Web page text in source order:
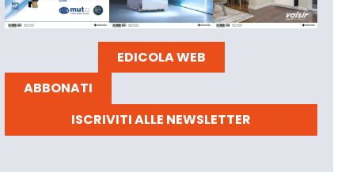
EDICOLA WEB
ABBONATI
ISCRIVITI ALLE NEWSLETTER